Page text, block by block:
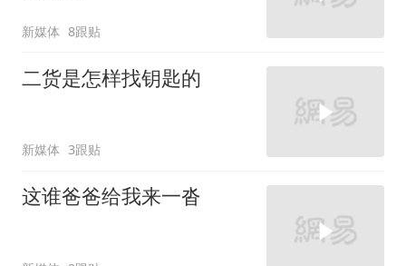
新媒体 8跟贴
二货是怎样找钥匙的
新媒体 3跟贴
这谁爸爸给我来一沓